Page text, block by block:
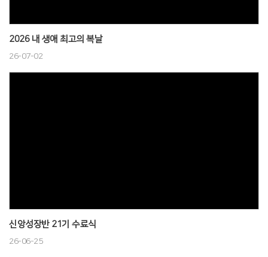
2026 내 생애 최고의 복날
26-07-02
신앙성장반 21기 수료식
26-06-25